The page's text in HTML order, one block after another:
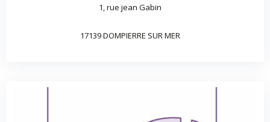
1, rue jean Gabin
17139 DOMPIERRE SUR MER